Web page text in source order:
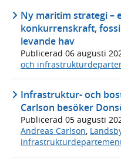
Ny maritim strategi –
konkurrenskraft,
levande hav
Publicerad 06 augusti
och
Infrastruktur- och
Carlson besöker
Publicerad 05 augusti
Andreas Carlson,